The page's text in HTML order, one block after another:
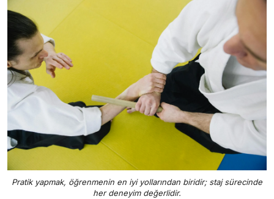
Pratik yapmak, öğrenmenin en iyi yollarından biridir; staj sürecinde
her deneyim değerlidir.